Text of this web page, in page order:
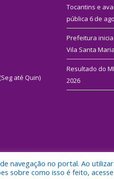
até Quin)
Tocantins e
pública 6 de
Prefeitura
Vila Santa
Resultado do
2026
Municipal de Igarapé-Miri.
navegação no portal. Ao
sobre como isso é feito,